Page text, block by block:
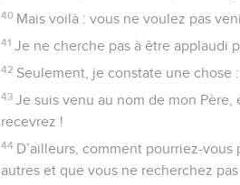
40 Mais voilà : vous ne voulez pas
41 Je ne cherche pas à être applaudi
42 Seulement, je constate une chose
43 Je suis venu au nom de mon
recevrez !
44 D’ailleurs, comment pourriez-
autres et que vous ne recherchez